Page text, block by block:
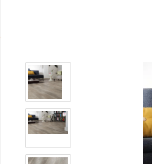
Bildergalerie überspringen